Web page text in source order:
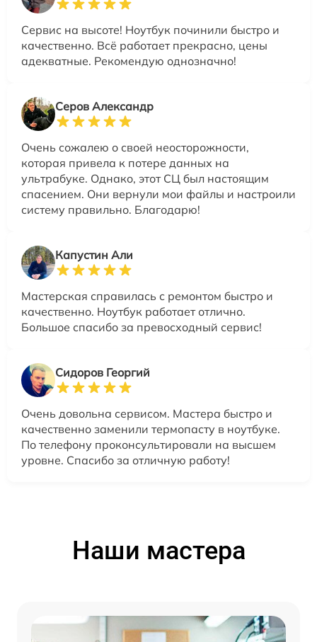
Сервис на высоте! Ноутбук починили быстро и
качественно. Всё работает прекрасно, цены
адекватные. Рекомендую однозначно!
Серов Александр
Очень сожалею о своей неосторожности,
которая привела к потере данных на
ультрабуке. Однако, этот СЦ был настоящим
спасением. Они вернули мои файлы и настроили
систему правильно. Благодарю!
Капустин Али
Мастерская справилась с ремонтом быстро и
качественно. Ноутбук работает отлично.
Большое спасибо за превосходный сервис!
Сидоров Георгий
Очень довольна сервисом. Мастера быстро и
качественно заменили термопасту в ноутбуке.
По телефону проконсультировали на высшем
уровне. Спасибо за отличную работу!
Наши мастера